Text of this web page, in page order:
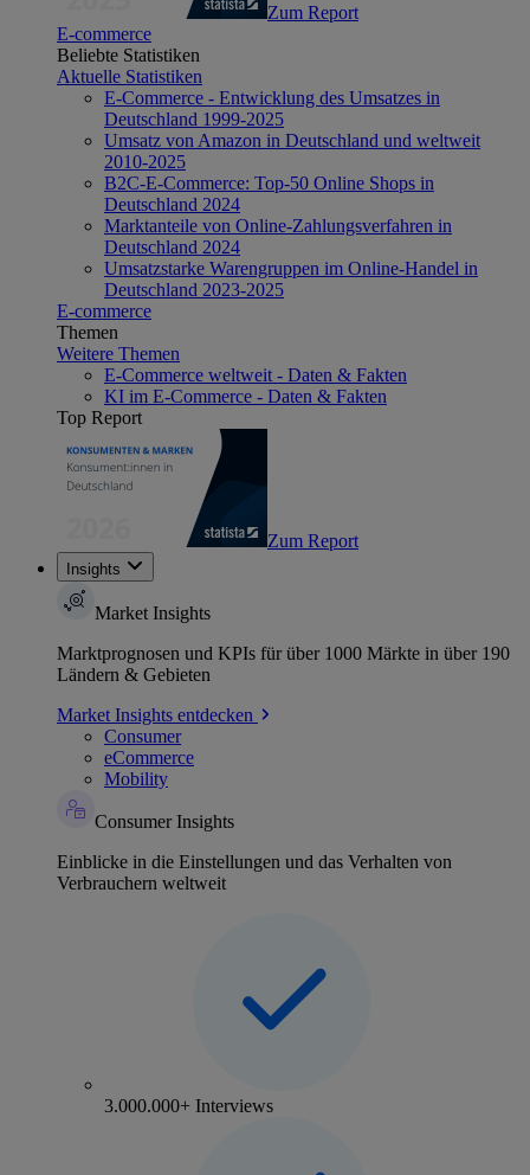
Zum Report
E-commerce
Beliebte Statistiken
Aktuelle Statistiken
E-Commerce - Entwicklung des Umsatzes in
Deutschland 1999-2025
Umsatz von Amazon in Deutschland und weltweit
2010-2025
B2C-E-Commerce: Top-50 Online Shops in
Deutschland 2024
Marktanteile von Online-Zahlungsverfahren in
Deutschland 2024
Umsatzstarke Warengruppen im Online-Handel in
Deutschland 2023-2025
E-commerce
Themen
Weitere Themen
E-Commerce weltweit - Daten & Fakten
KI im E-Commerce - Daten & Fakten
Top Report
Zum Report
Insights
Market Insights
Marktprognosen und KPIs für über 1000 Märkte in über 190
Ländern & Gebieten
Market Insights entdecken
Consumer
eCommerce
Mobility
Consumer Insights
Einblicke in die Einstellungen und das Verhalten von
Verbrauchern weltweit
3.000.000+ Interviews